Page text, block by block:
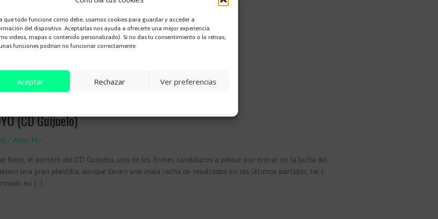
que todo funcione como debe, usamos cookies para guardar y acceder a
del dispositivo. Aceptarlas nos ayuda a ofrecerte una mejor experiencia
vídeos, mapas o contenido personalizado). Si no das tu consentimiento o lo retiras,
funciones podrían no funcionar correctamente.
Aceptar Rechazar Ver preferencias
(CD Guijuelo)
/ Aitor Flo
Royo, el portero del CD Guijuelo, uno de los firmes candidatos a pelear por entrar en la lucha del
una gran plantilla, aunque lleven una mala racha de resultados en los últimos partidos, tal y
en […]